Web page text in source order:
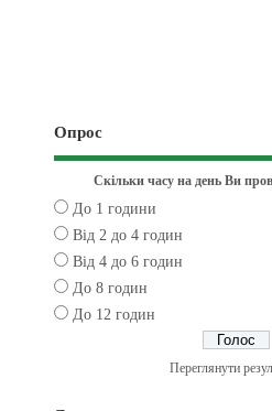
Опрос
Скільки часу на день Ви
До 1 години
Від 2 до 4 годин
Від 4 до 6 годин
До 8 годин
До 12 годин
Переглянути